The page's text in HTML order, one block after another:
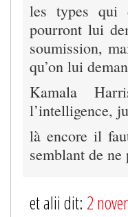
les types qui
pourront lui
soumission,
qu’on lui
Kamala
l’intelligence,
là encore il
semblant de ne
et alii dit: 2